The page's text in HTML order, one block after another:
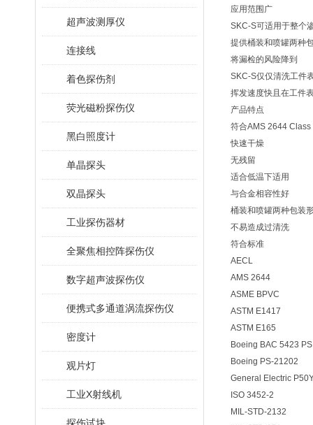
超声波测厚仪
连接线
着色探伤剂
荧光磁粉探伤仪
黑白照度计
单晶探头
双晶探头
工业探伤器材
全聚焦相控阵探伤仪
数字超声波探伤仪
便携式多通道涡流探伤仪
密度计
观片灯
工业X射线机
应用范围广
SKC-S可适用于整个
提供桶装和喷罐两种
将漏检的风险降到
SKC-S仅仅清洗工件
挥发速度快且在工件
产品特点
符合AMS 2644 Class
快速干燥
无残留
适合低温下适用
与合金相容性好
桶装和喷罐两种包装
不易造成过清洗
符合标准
AECL
AMS 2644
ASME BPVC
ASTM E1417
ASTM E165
Boeing BAC 5423
Boeing PS-21202
General Electric
ISO 3452-2
MIL-STD-2132